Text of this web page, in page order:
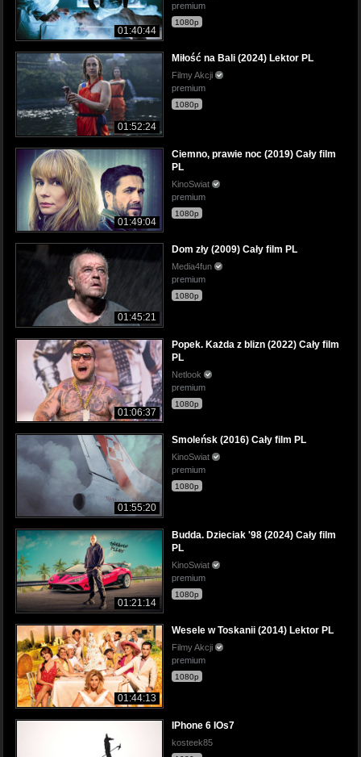
01:40:44
premium
1080p
01:52:24
Miłość na Bali (2024) Lektor PL
Filmy Akcji
premium
1080p
01:49:04
Ciemno, prawie noc (2019) Cały film
PL
KinoSwiat
premium
1080p
01:45:21
Dom zły (2009) Cały film PL
Media4fun
premium
1080p
01:06:37
Popek. Każda z blizn (2022) Cały film
PL
Netlook
premium
1080p
01:55:20
Smoleńsk (2016) Cały film PL
KinoSwiat
premium
1080p
01:21:14
Budda. Dzieciak '98 (2024) Cały film
PL
KinoSwiat
premium
1080p
01:44:13
Wesele w Toskanii (2014) Lektor PL
Filmy Akcji
premium
1080p
IPhone 6 IOs7
kosteek85